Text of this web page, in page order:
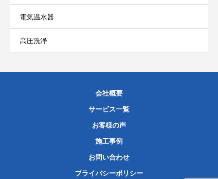
電気温水器
高圧洗浄
会社概要
サービス一覧
お客様の声
施工事例
お問い合わせ
プライバシーポリシー